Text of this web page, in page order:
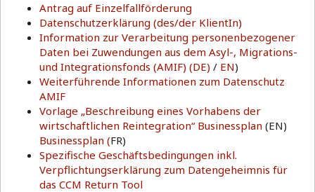
Antrag auf Einzelfallförderung
Datenschutzerklärung (des/der KlientIn)
Information zur Verarbeitung personenbezogener
Daten bei Zuwendungen aus dem Asyl-, Migrations-
und Integrationsfonds (AMIF) (DE) / EN)
Weiterführende Informationen zum Datenschutz
AMIF
Vorlage „Beschreibung eines Vorhabens der
wirtschaftlichen Reintegration“ Businessplan (EN)
Businessplan (FR)
Spezifische Geschäftsbedingungen inkl.
Verpflichtungserklärung zum Datengeheimnis für
das CCM Return Tool